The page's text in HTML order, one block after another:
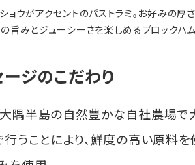
ウがアクセントのパストラミ。お好みの厚
みとジューシーさを楽しめるブロックハム
ジのこだわり
隅半島の自然豊かな自社農場で
うことにより、鮮度の高い原料を